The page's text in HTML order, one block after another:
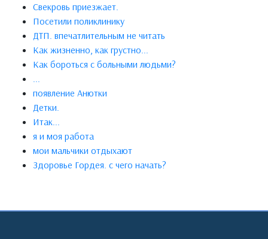
Свекровь приезжает.
Посетили поликлинику
ДТП. впечатлительным не читать
Как жизненно, как грустно...
Как бороться с больными людьми?
...
появление Анютки
Детки.
Итак...
я и моя работа
мои мальчики отдыхают
Здоровье Гордея. с чего начать?